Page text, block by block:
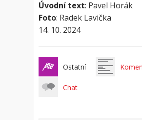
Úvodní text: Pavel Horák
Foto: Radek Lavička
14. 10. 2024
Ostatní
Chat